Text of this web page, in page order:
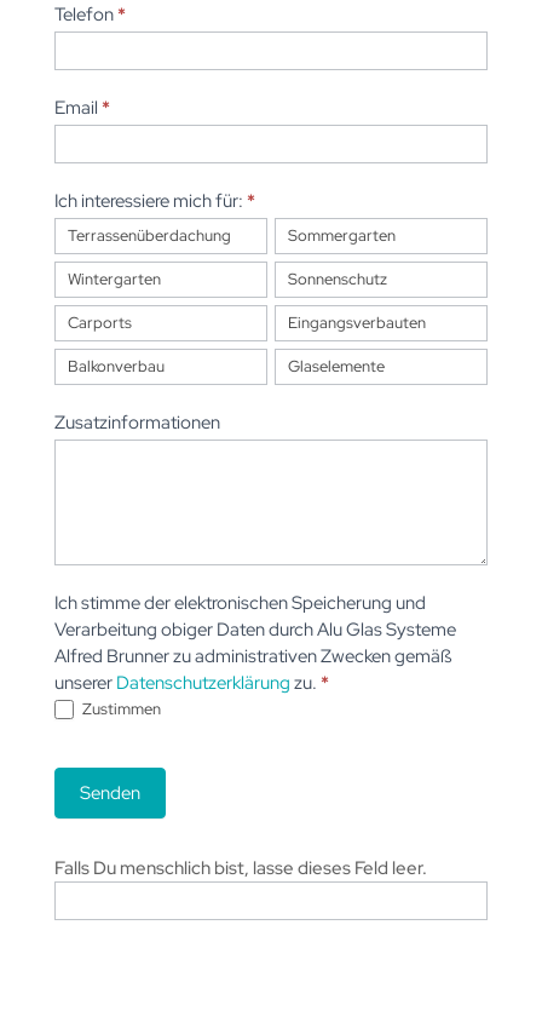
Telefon *
Email *
Ich interessiere mich für: *
Terrassenüberdachung Sommergarten
Wintergarten Sonnenschutz
Carports Eingangsverbauten
Balkonverbau Glaselemente
Zusatzinformationen
Ich stimme der elektronischen Speicherung und
Verarbeitung obiger Daten durch Alu Glas Systeme
Alfred Brunner zu administrativen Zwecken gemäß
unserer Datenschutzerklärung zu. *
Zustimmen
Senden
Falls Du menschlich bist, lasse dieses Feld leer.